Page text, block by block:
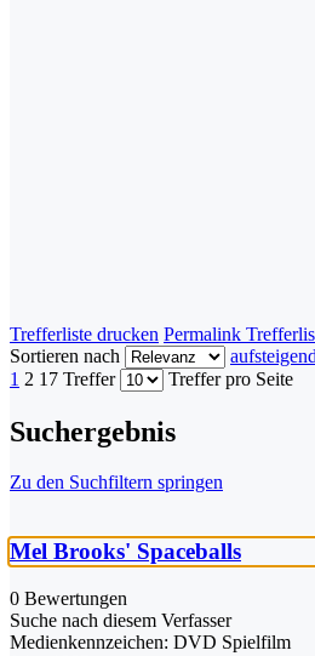
Trefferliste drucken Permalink
Sortieren nach
1 2 17 Treffer Treffer pro Seite
Suchergebnis
Zu den Suchfiltern springen
Mel Brooks' Spaceballs
0 Bewertungen
Suche nach diesem Verfasser
Medienkennzeichen: DVD Spielfilm